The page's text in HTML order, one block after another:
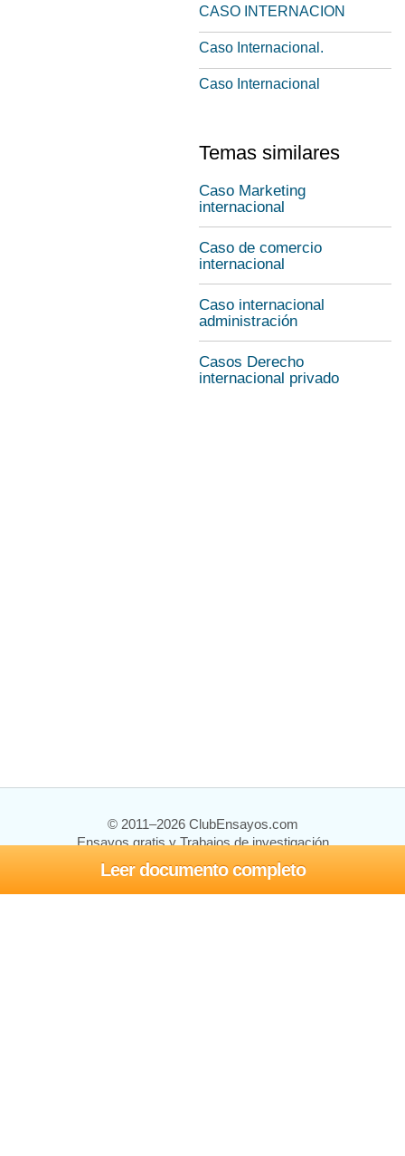
Leer documento completo
CASO INTERNACION
Caso Internacional.
Caso Internacional
Temas similares
Caso Marketing
internacional
Caso de comercio
internacional
Caso internacional
administración
Casos Derecho
internacional privado
© 2011–2026 ClubEnsayos.com
Ensayos gratis y Trabajos de investigación